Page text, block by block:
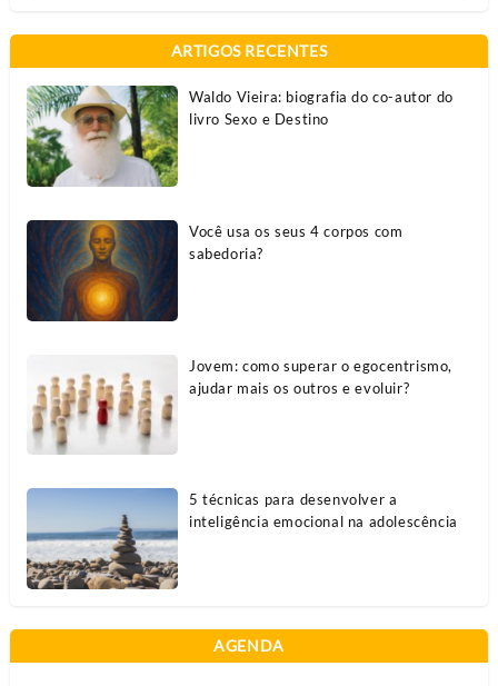
ARTIGOS RECENTES
Waldo Vieira: biografia do co-autor do
livro Sexo e Destino
Você usa os seus 4 corpos com
sabedoria?
Jovem: como superar o egocentrismo,
ajudar mais os outros e evoluir?
5 técnicas para desenvolver a
inteligência emocional na adolescência
AGENDA